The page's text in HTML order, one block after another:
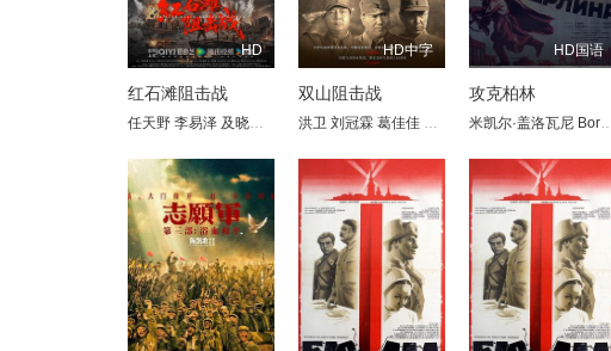
HD
红石滩阻击战
任天野 李易泽 及晓光 郭茗苑 赵靖舒玉 姜志峰
HD中字
双山阻击战
洪卫 刘冠霖 葛佳佳 郭广平 周惠林
HD国语
攻克柏林
米凯尔·盖洛瓦尼 Boris Andreyev